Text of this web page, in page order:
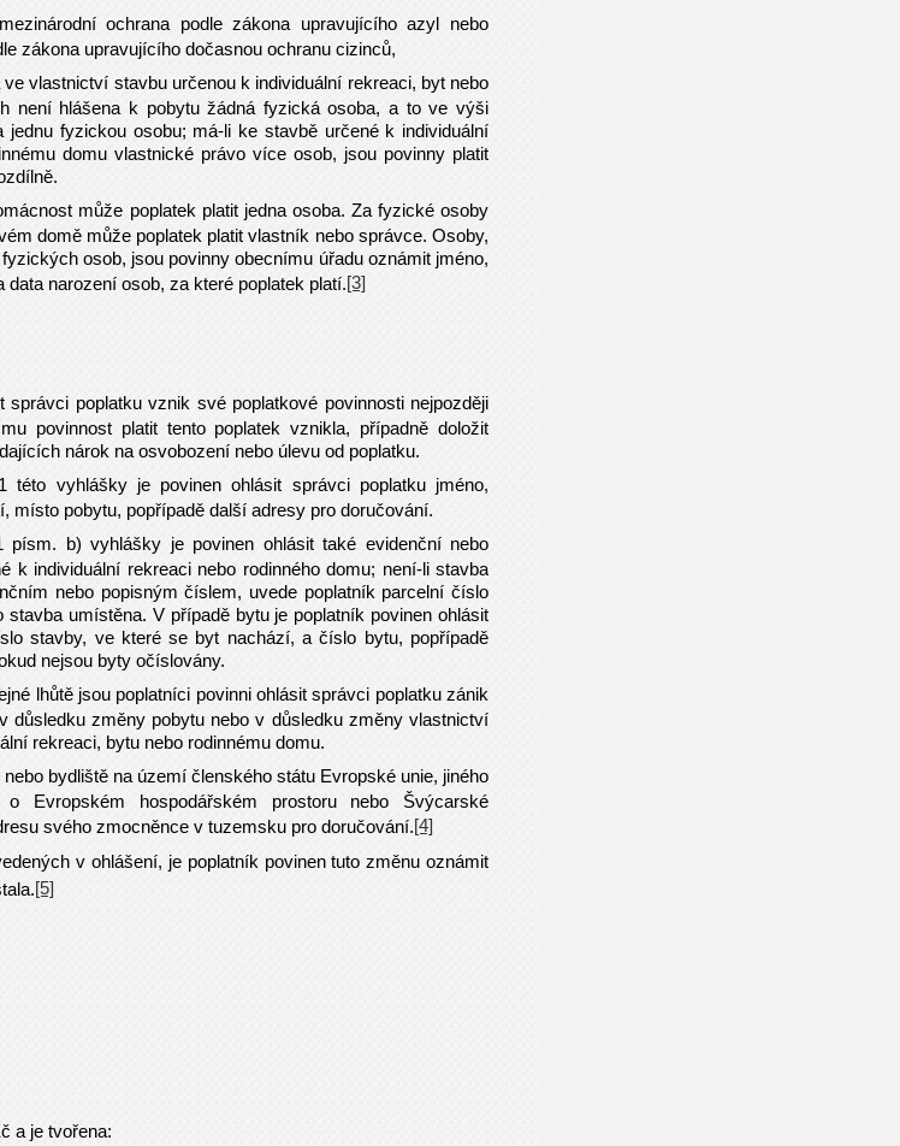
ochrana podle zákona upravujícího azyl nebo
zákona upravujícího dočasnou ochranu cizinců,
vlastnictví stavbu určenou k individuální rekreaci, byt nebo
není hlášena k pobytu žádná fyzická osoba, a to ve výši
jednu fyzickou osobu; má-li ke stavbě určené k individuální
domu vlastnické právo více osob, jsou povinny platit
může poplatek platit jedna osoba. Za fyzické osoby
domě může poplatek platit vlastník nebo správce. Osoby,
osob, jsou povinny obecnímu úřadu oznámit jméno,
narození osob, za které poplatek platí. [3]
správci poplatku vznik své poplatkové povinnosti nejpozději
povinnost platit tento poplatek vznikla, případně doložit
nárok na osvobození nebo úlevu od poplatku.
této vyhlášky je povinen ohlásit správci poplatku jméno,
místo pobytu, popřípadě další adresy pro doručování.
písm. b) vyhlášky je povinen ohlásit také evidenční nebo
k individuální rekreaci nebo rodinného domu; není-li stavba
nebo popisným číslem, uvede poplatník parcelní číslo
stavba umístěna. V případě bytu je poplatník povinen ohlásit
stavby, ve které se byt nachází, a číslo bytu, popřípadě
nejsou byty očíslovány.
lhůtě jsou poplatníci povinni ohlásit správci poplatku zánik
důsledku změny pobytu nebo v důsledku změny vlastnictví
rekreaci, bytu nebo rodinnému domu.
bydliště na území členského státu Evropské unie, jiného
Evropském hospodářském prostoru nebo Švýcarské
svého zmocněnce v tuzemsku pro doručování. [4]
v ohlášení, je poplatník povinen tuto změnu oznámit
[5]
a je tvořena: